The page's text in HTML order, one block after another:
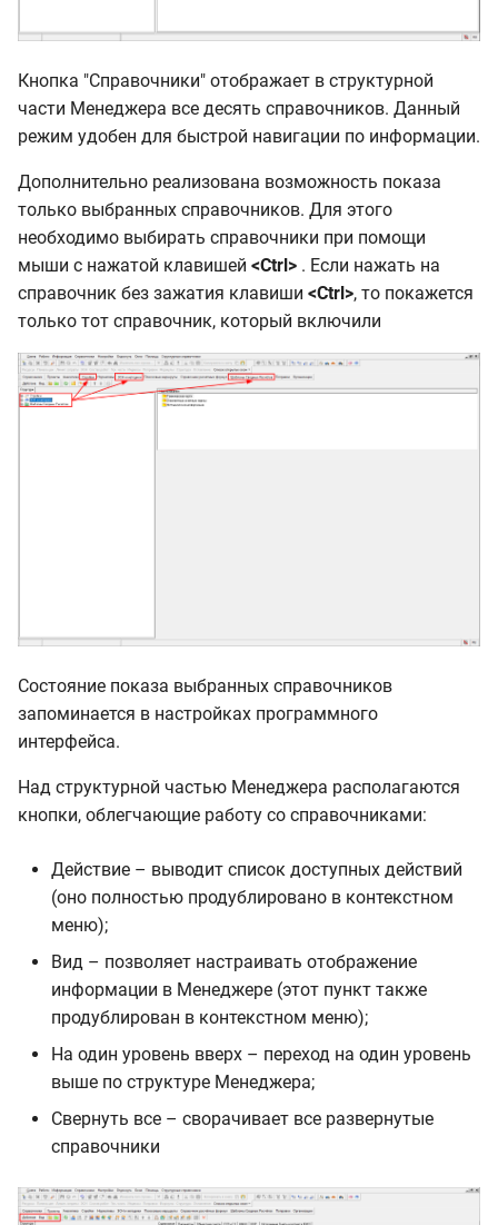
Кнопка "Справочники" отображает в структурной
части Менеджера все десять справочников. Данный
режим удобен для быстрой навигации по информации.
Дополнительно реализована возможность показа
только выбранных справочников. Для этого
необходимо выбирать справочники при помощи
мыши с нажатой клавишей <Ctrl> . Если нажать на
справочник без зажатия клавиши <Ctrl>, то покажется
только тот справочник, который включили
Состояние показа выбранных справочников
запоминается в настройках программного
интерфейса.
Над структурной частью Менеджера располагаются
кнопки, облегчающие работу со справочниками:
Действие – выводит список доступных действий
(оно полностью продублировано в контекстном
меню);
Вид – позволяет настраивать отображение
информации в Менеджере (этот пункт также
продублирован в контекстном меню);
На один уровень вверх – переход на один уровень
выше по структуре Менеджера;
Свернуть все – сворачивает все развернутые
справочники